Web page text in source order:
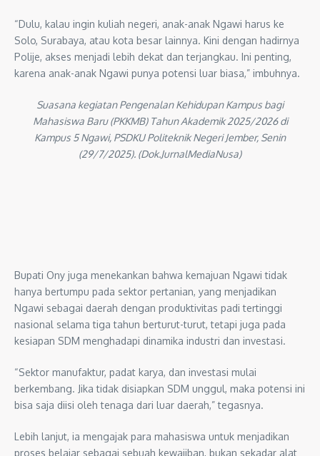
“Dulu, kalau ingin kuliah negeri, anak-anak Ngawi harus ke
Solo, Surabaya, atau kota besar lainnya. Kini dengan hadirnya
Polije, akses menjadi lebih dekat dan terjangkau. Ini penting,
karena anak-anak Ngawi punya potensi luar biasa,” imbuhnya.
Suasana kegiatan Pengenalan Kehidupan Kampus bagi
Mahasiswa Baru (PKKMB) Tahun Akademik 2025/2026 di
Kampus 5 Ngawi, PSDKU Politeknik Negeri Jember, Senin
(29/7/2025). (Dok.JurnalMediaNusa)
Bupati Ony juga menekankan bahwa kemajuan Ngawi tidak
hanya bertumpu pada sektor pertanian, yang menjadikan
Ngawi sebagai daerah dengan produktivitas padi tertinggi
nasional selama tiga tahun berturut-turut, tetapi juga pada
kesiapan SDM menghadapi dinamika industri dan investasi.
“Sektor manufaktur, padat karya, dan investasi mulai
berkembang. Jika tidak disiapkan SDM unggul, maka potensi ini
bisa saja diisi oleh tenaga dari luar daerah,” tegasnya.
Lebih lanjut, ia mengajak para mahasiswa untuk menjadikan
proses belajar sebagai sebuah kewajiban, bukan sekadar alat